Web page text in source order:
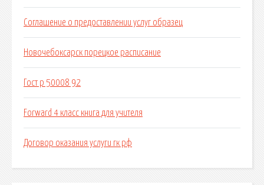
Соглашение о предоставлении услуг образец
Новочебоксарск порецкое расписание
Гост р 50008 92
Forward 4 класс книга для учителя
Договор оказания услуги гк рф